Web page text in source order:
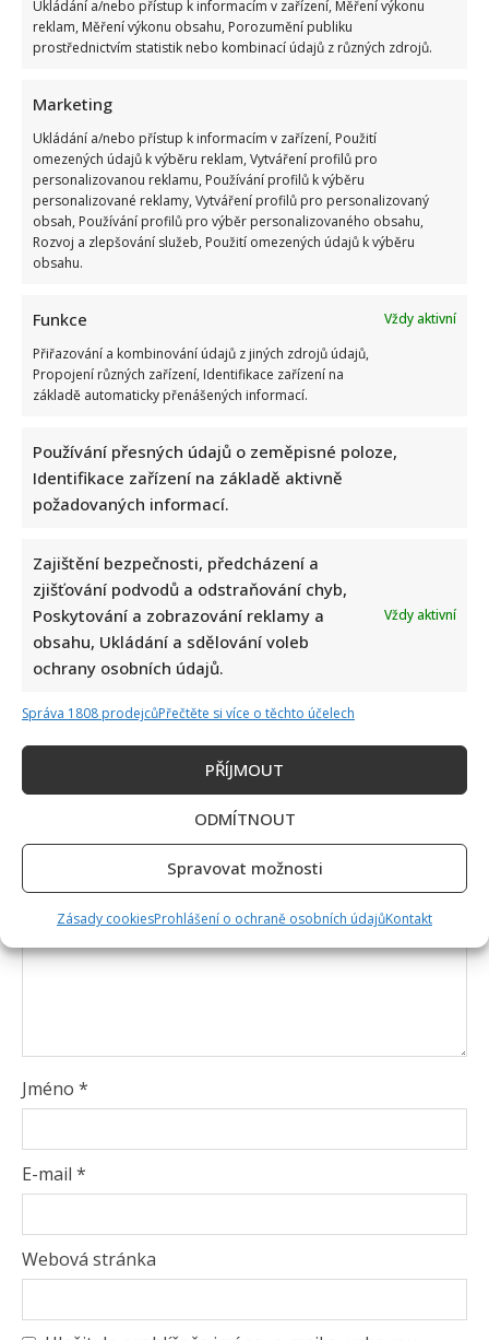
Ukládání a/nebo přístup k informacím v zařízení, Měření výkonu
reklam, Měření výkonu obsahu, Porozumění publiku
prostřednictvím statistik nebo kombinací údajů z různých zdrojů.
Marketing
Ukládání a/nebo přístup k informacím v zařízení, Použití
omezených údajů k výběru reklam, Vytváření profilů pro
personalizovanou reklamu, Používání profilů k výběru
personalizované reklamy, Vytváření profilů pro personalizovaný
obsah, Používání profilů pro výběr personalizovaného obsahu,
Rozvoj a zlepšování služeb, Použití omezených údajů k výběru
obsahu.
Funkce
Vždy aktivní
Přiřazování a kombinování údajů z jiných zdrojů údajů,
Propojení různých zařízení, Identifikace zařízení na
základě automaticky přenášených informací.
Používání přesných údajů o zeměpisné poloze,
Identifikace zařízení na základě aktivně
požadovaných informací.
Zajištění bezpečnosti, předcházení a
zjišťování podvodů a odstraňování chyb,
Poskytování a zobrazování reklamy a
obsahu, Ukládání a sdělování voleb
ochrany osobních údajů.
Vždy aktivní
Správa 1808 prodejcůPřečtěte si více o těchto účelech
PŘÍJMOUT
ODMÍTNOUT
Spravovat možnosti
Zásady cookiesProhlášení o ochraně osobních údajůKontakt
Napsat komentář
Vaše e-mailová adresa nebude zveřejněna.
Vyžadované informace jsou označeny*
Komentář
Jméno *
E-mail *
Webová stránka